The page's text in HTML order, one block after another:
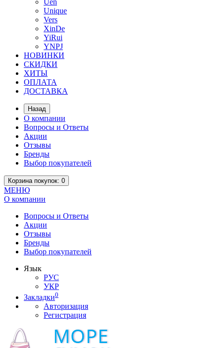
Uen
Unique
Vers
XinDe
YiRui
YNPJ
НОВИНКИ
СКИДКИ
ХИТЫ
ОПЛАТА
ДОСТАВКА
Назад
О компании
Вопросы и Ответы
Акции
Отзывы
Бренды
Выбор покупателей
Корзинапокупок: 0
МЕНЮ
О компании
Вопросы и Ответы
Акции
Отзывы
Бренды
Выбор покупателей
Язык
РУС
УКР
Закладки0
Авторизация
Регистрация